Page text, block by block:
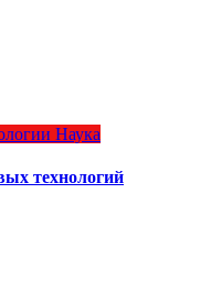
Наука
технологий